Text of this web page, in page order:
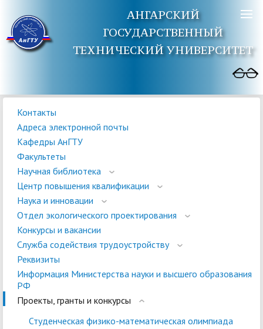
АНГАРСКИЙ
ГОСУДАРСТВЕННЫЙ
ТЕХНИЧЕСКИЙ УНИВЕРСИТЕТ
Контакты
Адреса электронной почты
Кафедры АнГТУ
Факультеты
Научная библиотека
Центр повышения квалификации
Наука и инновации
Отдел экологического проектирования
Конкурсы и вакансии
Служба содействия трудоустройству
Реквизиты
Информация Министерства науки и высшего образования
РФ
Проекты, гранты и конкурсы
Студенческая физико-математическая олимпиада